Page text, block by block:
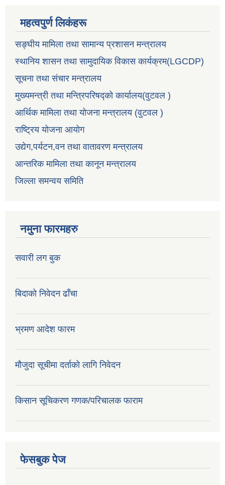
महत्वपुर्ण लिकंहरू
सङ्घीय मामिला तथा सामान्य प्रशासन मन्त्रालय
स्थानिय शासन तथा सामुदायिक विकास कार्यक्रम(LGCDP)
सूचना तथा संचार मन्त्रालय
मुख्यमन्त्री तथा मन्त्रिपरिषद्को कार्यालय(वुटवल )
आर्थिक मामिला तथा योजना मन्त्रालय (वुटवल )
राष्ट्रिय योजना आयोग
उद्येग,पर्यटन,वन तथा वातावरण मन्त्रालय
आन्तरिक मामिला तथा कानून मन्त्रालय
जिल्ला समन्वय समिति
नमुना फारमहरु
सवारी लग बुक
बिदाको निवेदन ढाँचा
भ्रमण आदेश फारम
मौजुदा सूचीमा दर्ताको लागि निवेदन
किसान सूचिकरण गणक/परिचालक फाराम
फेसबुक पेज